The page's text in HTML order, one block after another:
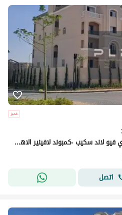
دوبلكس بسعر القديم استلام فوري فيو لاند سكيب -كمبوند لافينير الاهلي صبور المستقبل سيتي
اتصل